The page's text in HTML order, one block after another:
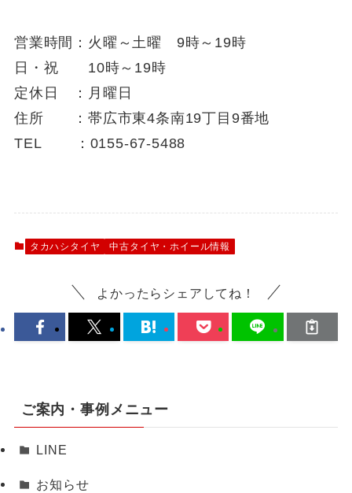
営業時間：火曜～土曜 9時～19時
日・祝 10時～19時
定休日 ：月曜日
住所 ：帯広市東4条南19丁目9番地
TEL ：0155-67-5488
タカハシタイヤ 中古タイヤ・ホイール情報
よかったらシェアしてね！
ご案内・事例メニュー
LINE
お知らせ